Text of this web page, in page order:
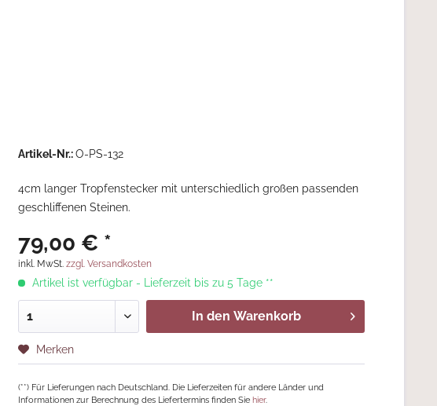
Artikel-Nr.:O-PS-132
4cm langer Tropfenstecker mit unterschiedlich großen passenden
geschliffenen Steinen.
79,00 € *
inkl. MwSt.zzgl. Versandkosten
Artikel ist verfügbar - Lieferzeit bis zu 5 Tage **
In den Warenkorb
Merken
(**) Für Lieferungen nach Deutschland. Die Lieferzeiten für andere Länder und
Informationen zur Berechnung des Liefertermins finden Siehier.